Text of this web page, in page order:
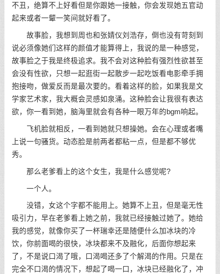
不丑，绝算不上好看但是你跟她一接触，你会发现她五官动
起来或者一颦一笑间就好看了。
故事脸，我想到周也和张婧仪刘浩存，倒也没有苛刻到
说必须像她们这样的颜值才能算得上，我说的是一种感觉，
故事脸之于我是终极追求。我不会对这种脸有强烈性欲甚至
会没有性欲，只想一起逛街一起散步一起吃饭看电影牵手拥
抱接吻，做爱反而是最次要的。看着这样的脸，如果我是文
学家艺术家，我大概会灵感如泉涌。这种脸会让我很有表达
欲，你一看到她，脑海里就会有各种一眼万年的bgm响起。
飞机脸就相反，一看到她就只想操她。会在心理或者嘴
上说一句骚货。动态脸是前两者都粘一点，但是都不够优
秀。
那么老爹看上的这个女生，我是什么感觉呢?
一个人。
没错，女这个字都不能用上。她算不上丑，但是毫无性
吸引力，早在老爹看上她之前，我就已经接触过她了。她给
我的感觉，就像你买了一杯瑞幸还是随便什么加冰块的冷
饮，你前面喝的很快，冰块都来不及融化，后面你想起来
了，不是说口渴了哦，口渴喝还多了个解渴的作用。只是在
完全不口渴的情况下，想起了喝一口，冰块已经融化了，冲